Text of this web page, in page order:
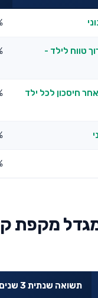
טווח לילד -
חיסכון לכל ילד
מקפת
תשואה שנתית 3 שנים